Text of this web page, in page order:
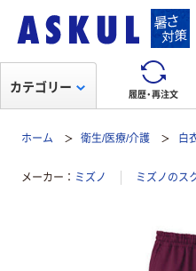
履歴・再注文
カテゴリー
ホーム 衛生/医療/介護 白
メーカー ミズノ ミズノのス